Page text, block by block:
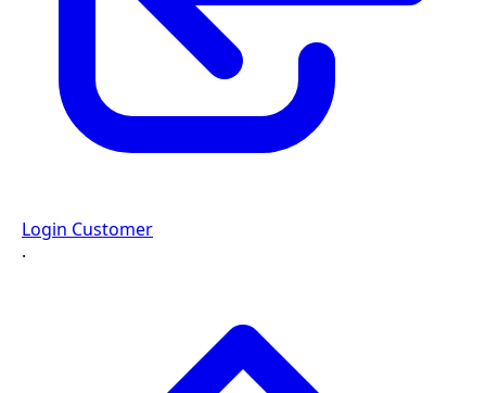
Login Customer
·